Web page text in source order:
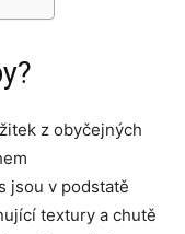
z obyčejných
jsou v podstatě
textury a chutě